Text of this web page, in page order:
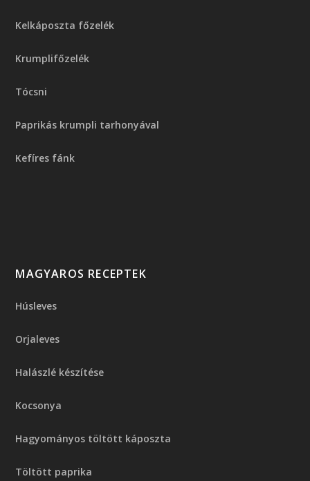
Kelkáposzta főzelék
Krumplifőzelék
Tócsni
Paprikás krumpli tarhonyával
Kefíres fánk
MAGYAROS RECEPTEK
Húsleves
Orjaleves
Halászlé készítése
Kocsonya
Hagyományos töltött káposzta
Töltött paprika